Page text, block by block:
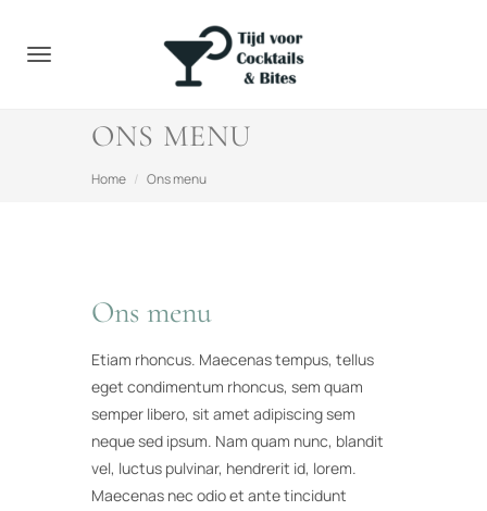
Toggle navigation
ONS MENU
Home Ons menu
Ons menu
Etiam rhoncus. Maecenas tempus, tellus
eget condimentum rhoncus, sem quam
semper libero, sit amet adipiscing sem
neque sed ipsum. Nam quam nunc, blandit
vel, luctus pulvinar, hendrerit id, lorem.
Maecenas nec odio et ante tincidunt